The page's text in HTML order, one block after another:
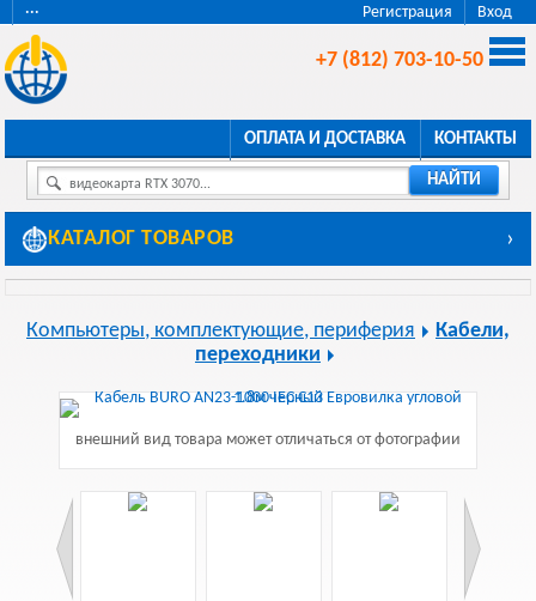
Регистрация Вход
···
+7 (812) 703-10-50
ОПЛАТА И ДОСТАВКА КОНТАКТЫ
видеокарта RTX 3070... НАЙТИ
КАТАЛОГ ТОВАРОВ ›
Компьютеры, комплектующие, периферия
Кабели,
переходники
внешний вид товара может отличаться от фотографии